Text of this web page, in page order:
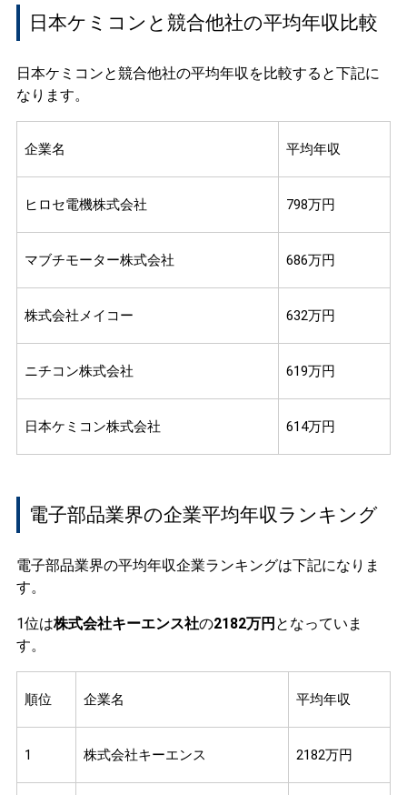
日本ケミコンと競合他社の平均年収比較
日本ケミコンと競合他社の平均年収を比較すると下記に
なります。
企業名 平均年収
ヒロセ電機株式会社 798万円
マブチモーター株式会社 686万円
株式会社メイコー 632万円
ニチコン株式会社 619万円
日本ケミコン株式会社 614万円
電子部品業界の企業平均年収ランキング
電子部品業界の平均年収企業ランキングは下記になりま
す。
1位は株式会社キーエンス社の2182万円 となっていま
す。
順位 企業名 平均年収
1 株式会社キーエンス 2182万円